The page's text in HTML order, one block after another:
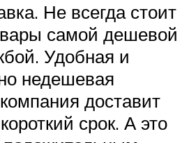
Не всегда стоит
самой дешевой
Удобная и
недешевая
доставит
срок. А это